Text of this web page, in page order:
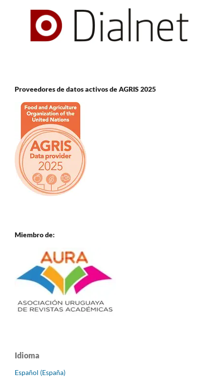
Proveedores de datos activos de AGRIS 2025
Miembro de:
Idioma
Español (España)